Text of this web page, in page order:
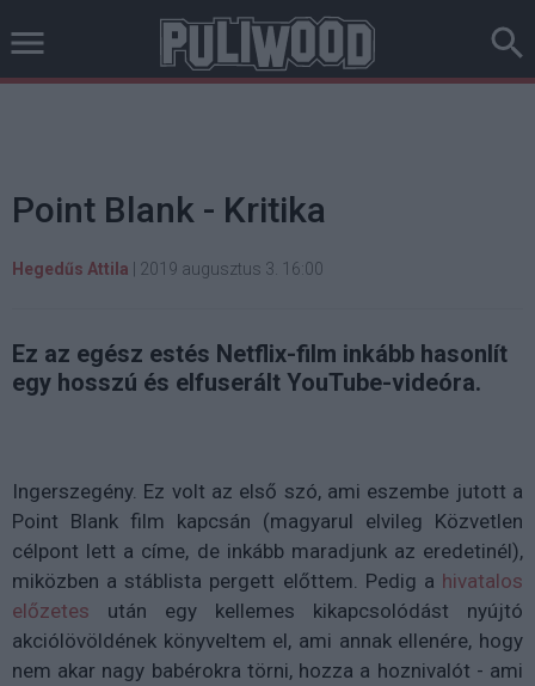
Point Blank - Kritika
Hegedűs Attila 2019 augusztus 3. 16:00
Ez az egész estés Netflix-film inkább hasonlít
egy hosszú és elfuserált YouTube-videóra.
Ingerszegény. Ez volt az első szó, ami eszembe jutott a
Point Blank film kapcsán (magyarul elvileg Közvetlen
célpont lett a címe, de inkább maradjunk az eredetinél),
miközben a stáblista pergett előttem. Pedig a hivatalos
előzetes után egy kellemes kikapcsolódást nyújtó
akciólövöldének könyveltem el, ami annak ellenére, hogy
nem akar nagy babérokra törni, hozza a hoznivalót - ami